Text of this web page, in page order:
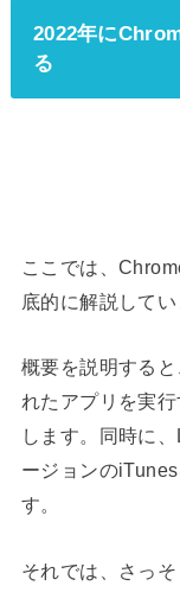
2022年に
る
ここでは、
底的に解説してい
概要を説明する
れたアプリを実
します。同時に
ージョンの
す。
それでは、さっ